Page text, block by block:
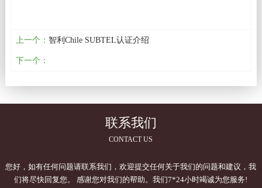
上一个： 智利Chile SUBTEL认证介绍
下一个：
联系我们
CONTACT US
您好，如有任何问题请联系我们，欢迎提交任何关于我们的问题和建议，我
们将尽快回复您。 感谢您对我们的帮助。我们7*24小时竭诚为您服务!